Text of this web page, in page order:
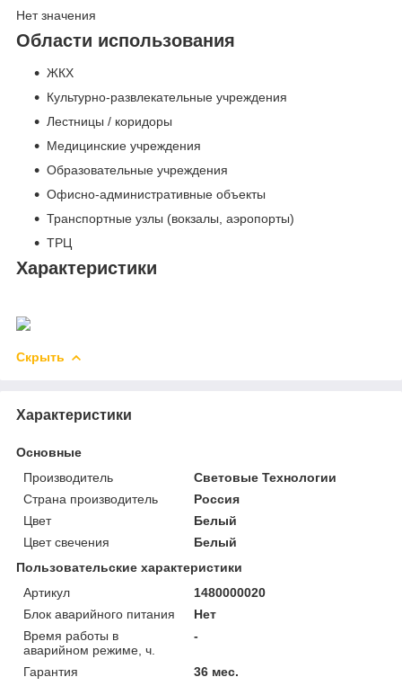
Нет значения
Области использования
ЖКХ
Культурно-развлекательные учреждения
Лестницы / коридоры
Медицинские учреждения
Образовательные учреждения
Офисно-административные объекты
Транспортные узлы (вокзалы, аэропорты)
ТРЦ
Характеристики
Скрыть
Характеристики
Основные
Производитель
Световые Технологии
Страна производитель
Россия
Цвет
Белый
Цвет свечения
Белый
Пользовательские характеристики
Артикул
1480000020
Блок аварийного питания
Нет
Время работы в
аварийном режиме, ч.
-
Гарантия
36 мес.